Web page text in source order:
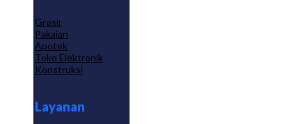
Grosir
Pakaian
Apotek
Toko Elektronik
Konstruksi
Layanan